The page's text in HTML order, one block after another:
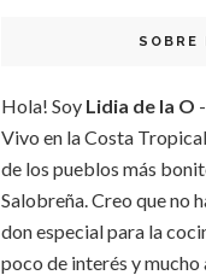
SOBRE
Hola! Soy Lidia de la O -
Vivo en la Costa
de los pueblos más
Salobreña. Creo que no
don especial para la
poco de interés y mucho